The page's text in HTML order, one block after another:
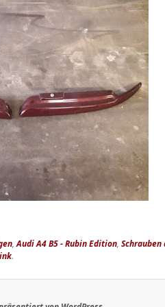
,Audi A4 B5 - Rubin Edition, Schrauben
.